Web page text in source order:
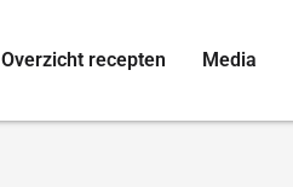
Overzicht recepten Media